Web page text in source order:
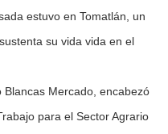
estuvo en Tomatlán, un
su vida vida en el
Blancas Mercado, encabezó
para el Sector Agrario